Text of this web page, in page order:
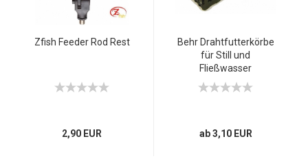
Zfish Feeder Rod Rest
2,90 EUR
Behr Drahtfutterkörbe
für Still und
Fließwasser
ab 3,10 EUR